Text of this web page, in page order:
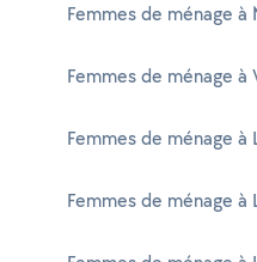
Femmes de ménage à
Femmes de ménage à
Femmes de ménage à
Femmes de ménage à